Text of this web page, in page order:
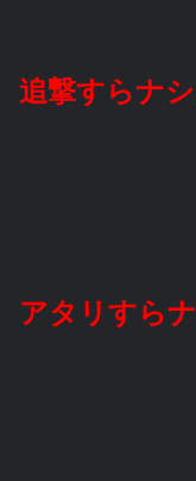
追撃すらナ
アタリすら